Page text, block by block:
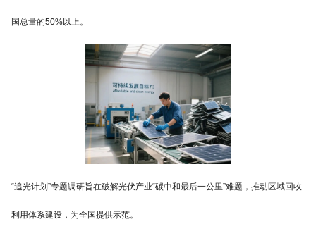
国总量的50%以上。
“追光计划”专题调研旨在破解光伏产业“碳中和最后一公里”难题，推动区域回收
利用体系建设，为全国提供示范。